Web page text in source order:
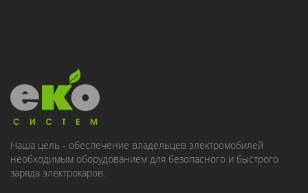
Наша цель - обеспечение владельцев электромобилей
необходимым оборудованием для безопасного и быстрого
заряда электрокаров.